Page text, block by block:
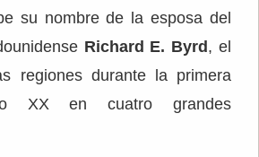
su nombre de la esposa del
Richard E. Byrd, el
regiones durante la primera
XX en cuatro grandes